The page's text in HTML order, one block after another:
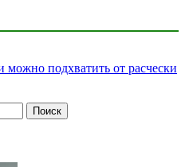
можно подхватить от расчески